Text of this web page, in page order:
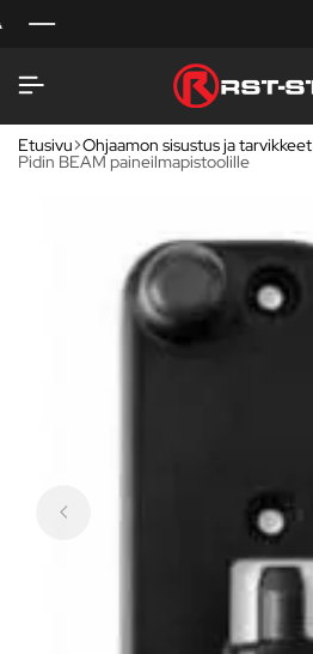
Etusivu Ohjaamon sisustus ja tarvikkeet
Pidin BEAM paineilmapistoolille